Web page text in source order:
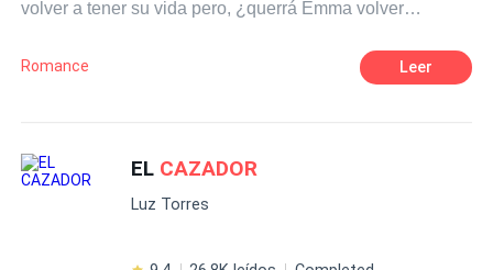
volver a tener su vida pero, ¿querrá Emma volver
Romance Leer
EL CAZADOR
Luz Torres